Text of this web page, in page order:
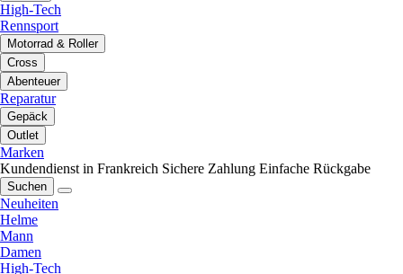
High-Tech
Rennsport
Motorrad & Roller
Cross
Abenteuer
Reparatur
Gepäck
Outlet
Marken
Kundendienst in Frankreich Sichere Zahlung Einfache Rückgabe
Suchen
Neuheiten
Helme
Mann
Damen
High-Tech